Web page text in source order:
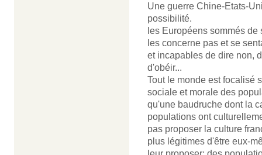
Une guerre Chine-Etats-
possibilité.
les Européens sommés
les concerne pas et se
et incapables de dire non,
d'obéir...
Tout le monde est focalisé
sociale et morale des
qu'une baudruche dont la
populations ont
pas proposer la culture
plus légitimes d'être eux-